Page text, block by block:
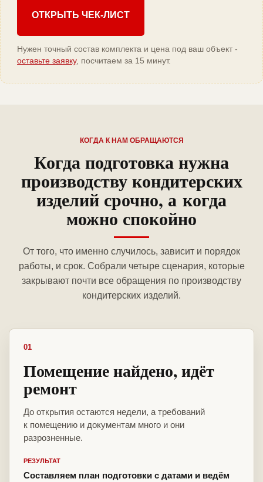
ОТКРЫТЬ ЧЕК-ЛИСТ
Нужен точный состав комплекта и цена под ваш объект -
оставьте заявку, посчитаем за 15 минут.
КОГДА К НАМ ОБРАЩАЮТСЯ
Когда подготовка нужна
производству кондитерских
изделий срочно, а когда
можно спокойно
От того, что именно случилось, зависит и порядок
работы, и срок. Собрали четыре сценария, которые
закрывают почти все обращения по производству
кондитерских изделий.
01
Помещение найдено, идёт
ремонт
До открытия остаются недели, а требований
к помещению и документам много и они
разрозненные.
РЕЗУЛЬТАТ
Составляем план подготовки с датами и ведём